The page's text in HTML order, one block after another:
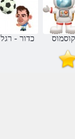
ףרוטמ תויאשמ
ןוינח
כדור - רגל קוסמוס